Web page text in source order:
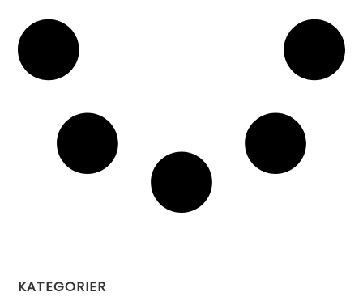
KATEGORIER